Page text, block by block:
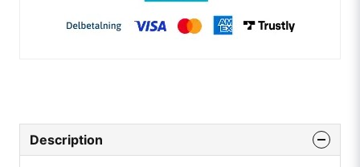
Description